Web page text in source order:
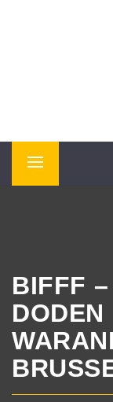
Primary
BIFFF